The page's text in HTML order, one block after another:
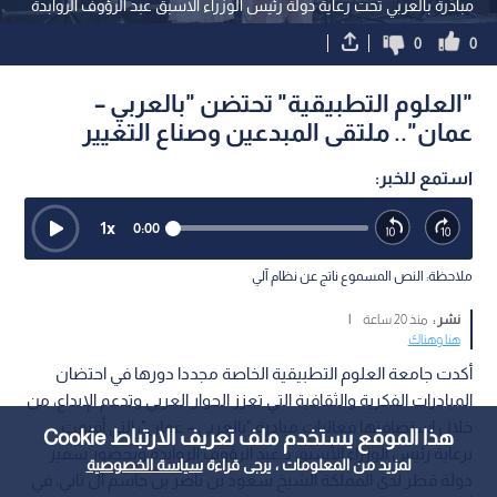
هذا الموقع يستخدم ملف تعريف الارتباط Cookie
لمزيد من المعلومات ، يرجى قراءةسياسة الخصوصية
مبادرة بالعربي تحت رعاية دولة رئيس الوزراء الاسبق عبد الرؤوف الروابدة
0
0
"العلوم التطبيقية" تحتضن "بالعربي –
عمان".. ملتقى المبدعين وصناع التغيير
استمع للخبر:
0:00
1x
ملاحظة: النص المسموع ناتج عن نظام آلي
نشر : منذ 20 ساعة
|
هنا وهناك
أكدت جامعة العلوم التطبيقية الخاصة مجددا دورها في احتضان
المبادرات الفكرية والثقافية التي تعزز الحوار العربي وتدعم الإبداع، من
خلال استضافتها فعاليات مبادرة "بالعربي – عمان"، التي أقيمت
برعاية رئيس الوزراء الأسبق د.عبد الرؤوف الروابدة وبحضور سفير
دولة قطر لدى المملكة الشيخ سعود بن ناصر بن جاسم آل ثاني، في